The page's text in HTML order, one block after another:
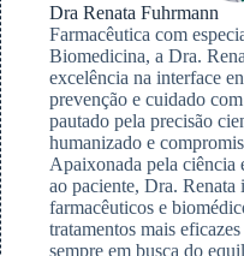
Dra Renata Fuhrmann
Farmacêutica com
Biomedicina, a Dra.
excelência na interface
prevenção e cuidado
pautado pela precisão
humanizado e
Apaixonada pela ciência
ao paciente, Dra. Renata
farmacêuticos e
tratamentos mais
sempre em busca do